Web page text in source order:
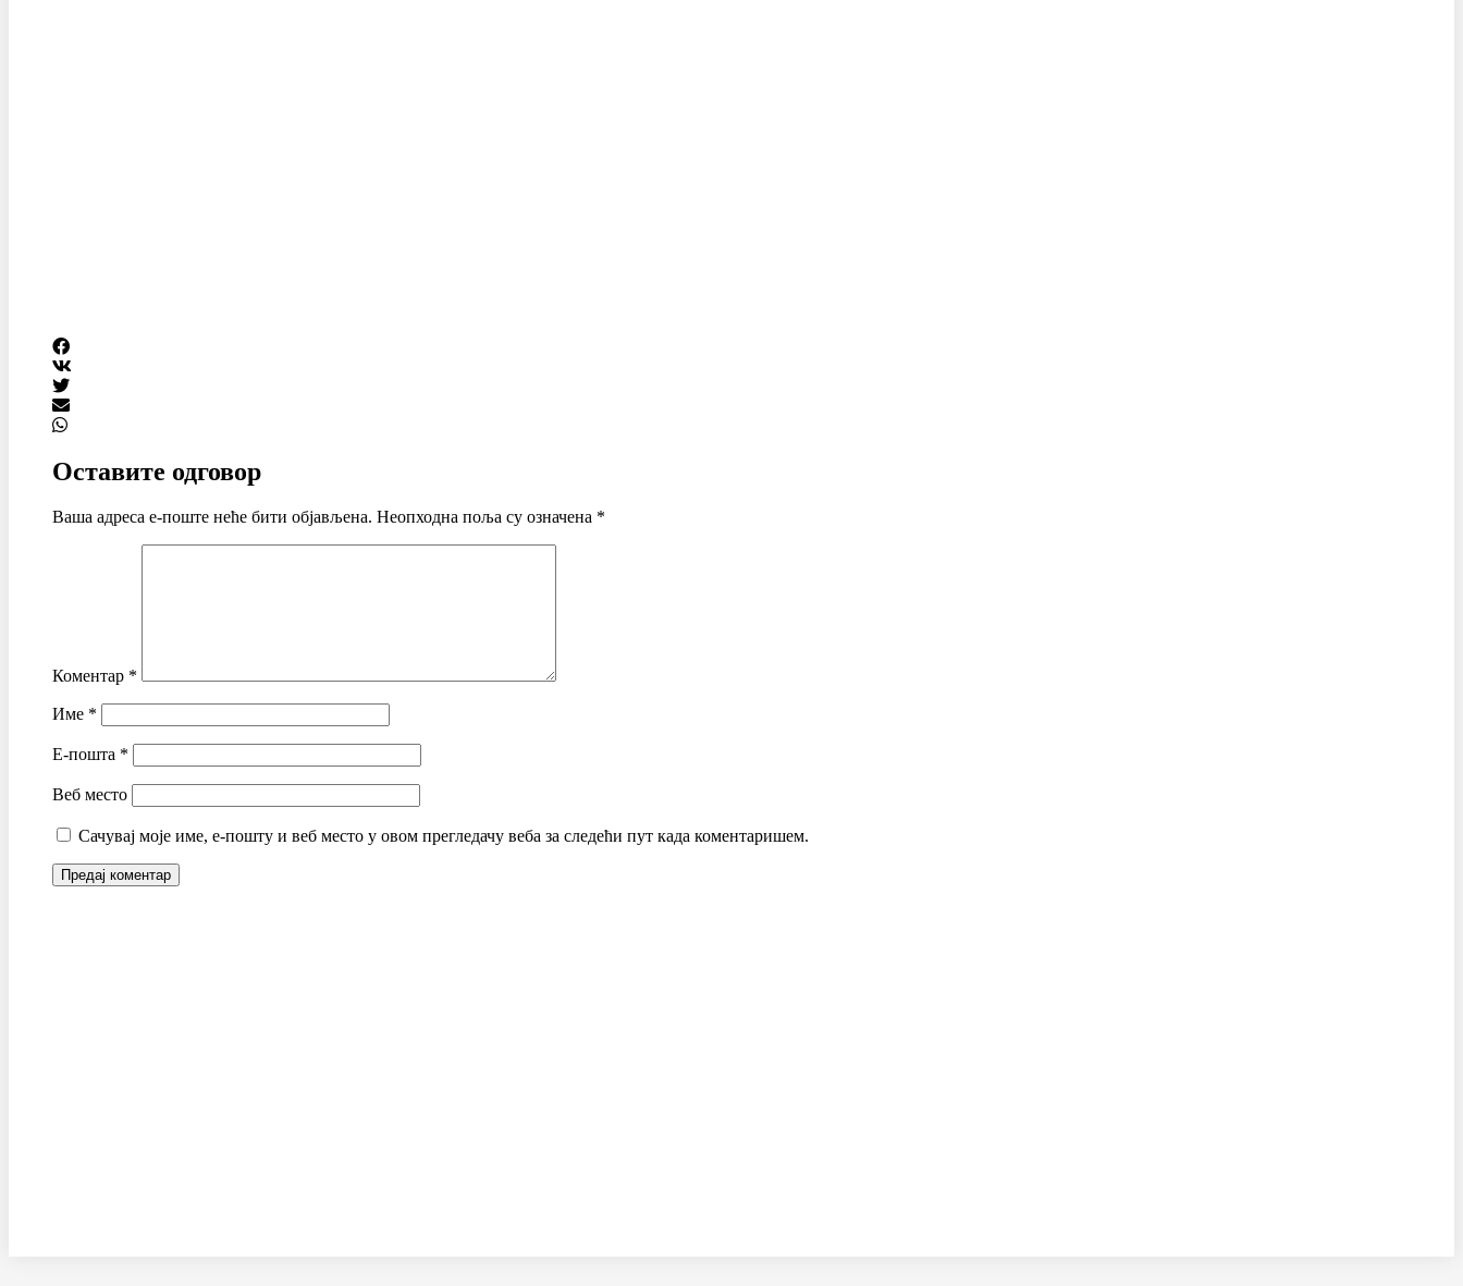
Оставите одговор
Ваша адреса е-поште неће бити објављена. Неопходна поља су означена *
Коментар *
Име *
Е-пошта *
Веб место
Сачувај моје име, е-пошту и веб место у овом прегледачу веба за следећи пут када коментаришем.